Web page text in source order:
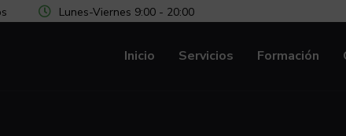
Lunes-Viernes 9:00 - 20:00
Inicio Servicios Formación